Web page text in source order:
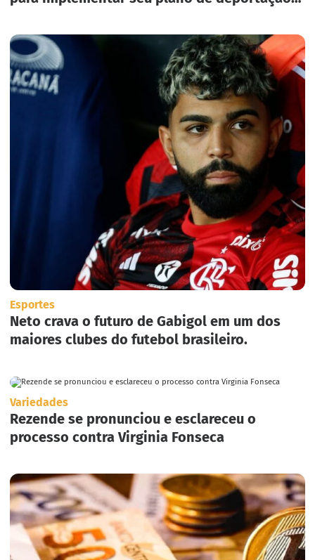
Esportes
Neto crava o futuro de Gabigol em um dos
maiores clubes do futebol brasileiro.
Variedades
Rezende se pronunciou e esclareceu o
processo contra Virginia Fonseca